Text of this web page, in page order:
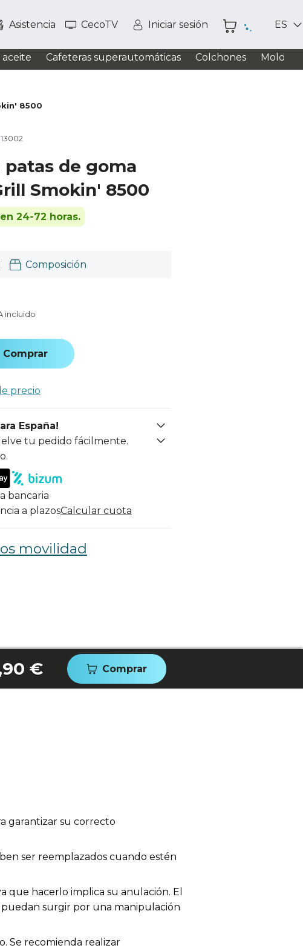
Asistencia CecoTV Iniciar sesión ES
aceite Cafeteras superautomáticas Colchones
8500
patas de goma
Smokin' 8500
24-72 horas.
Composición
incluido
Comprar
precio
España!
tu pedido fácilmente.
bancaria
a plazosCalcular cuota
movilidad
€ Comprar
garantizar su correcto
ser reemplazados cuando estén
que hacerlo implica su anulación. El
puedan surgir por una manipulación
Se recomienda realizar